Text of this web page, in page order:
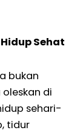
Sehat
bukan
di
sehari-
tidur